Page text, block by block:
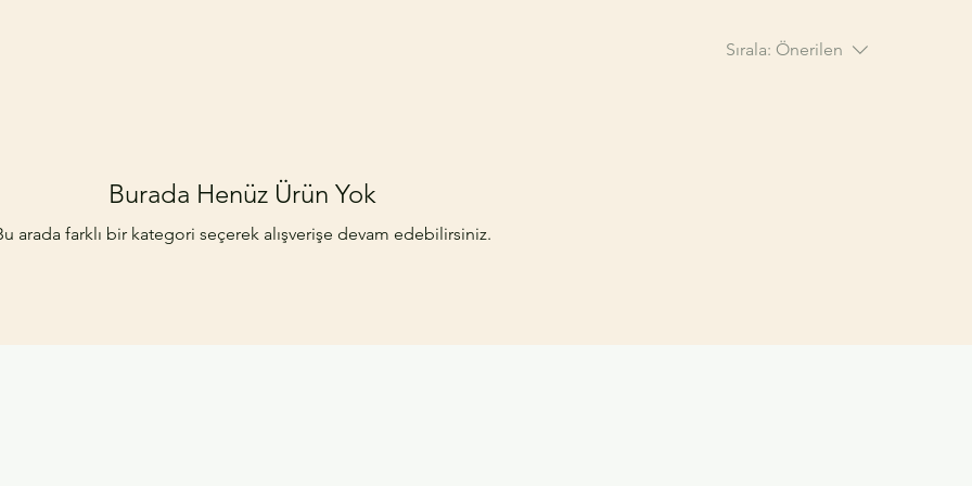
Sırala: Önerilen
Burada Henüz Ürün Yok
arada farklı bir kategori seçerek alışverişe devam edebilirsiniz.